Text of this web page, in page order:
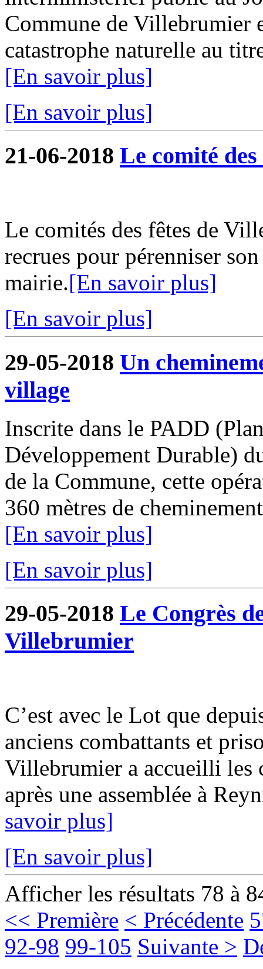
Commune de Villebrumier
catastrophe naturelle au
[En savoir plus]
[En savoir plus]
21-06-2018 Le comité
Le comités des fêtes de
recrues pour pérenniser
mairie.[En savoir plus]
[En savoir plus]
29-05-2018 Un
village
Inscrite dans le PADD
Développement Durable)
de la Commune, cette
360 mètres de
[En savoir plus]
[En savoir plus]
29-05-2018 Le Congrès
Villebrumier
C’est avec le Lot que
anciens combattants et
Villebrumier a accueilli les
après une assemblée à
savoir plus]
[En savoir plus]
Afficher les résultats 78 à
<< Première < Précédente
92-98 99-105 Suivante >